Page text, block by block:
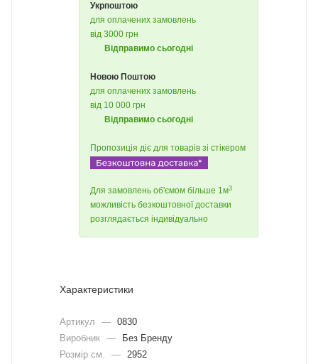
Укрпоштою
для оплачених замовлень
від 3000 грн
Відправимо сьогодні
Новою Поштою
для оплачених замовлень
від 10 000 грн
Відправимо сьогодні
Пропозиція діє для товарів зі стікером
Для замовлень об'ємом більше 1м3
можливість безкоштовної доставки
розглядається індивідуально
Характеристики
Артикул — 0830
Виробник —
Без Бренду
Розмір см.
—
2952